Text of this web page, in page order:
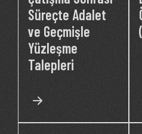
Süreçte Adalet
ve Geçmişle
Yüzleşme
Talepleri